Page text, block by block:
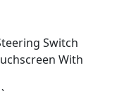
Switch
With